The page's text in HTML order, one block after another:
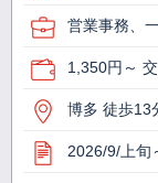
営業事務、
1,350円～
博多 徒歩13
2026/9/上旬